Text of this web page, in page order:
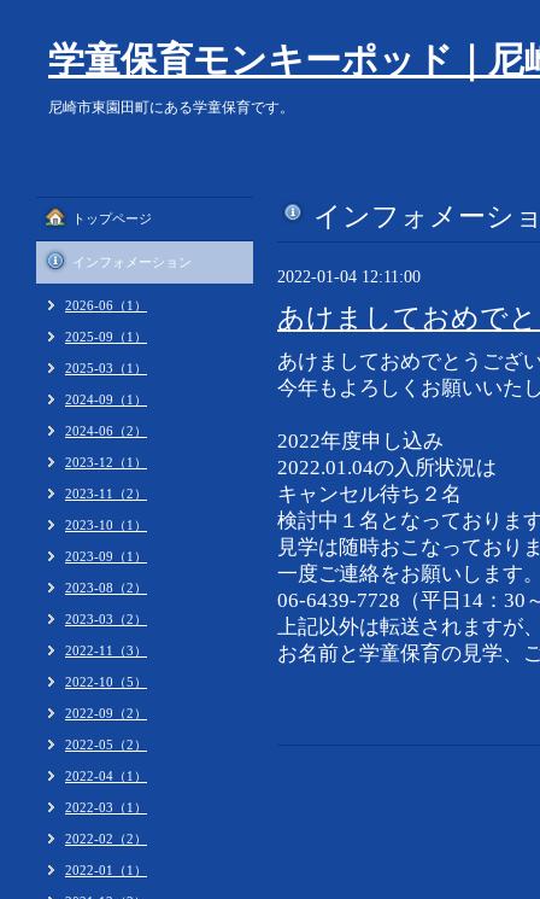
学童保育モンキーポッド｜尼
尼崎市東園田町にある学童保育です。
インフォメーシ
2022-01-04 12:11:00
あけましておめで
あけましておめでとうござ
今年もよろしくお願いいた
2022年度申し込み
2022.01.04の入所状況は
キャンセル待ち２名
検討中１名となっておりま
見学は随時おこなっており
一度ご連絡をお願いします
06-6439-7728（平日14：30
上記以外は転送されますが
お名前と学童保育の見学、
トップページ
インフォメーション
2026-06（1）
2025-09（1）
2025-03（1）
2024-09（1）
2024-06（2）
2023-12（1）
2023-11（2）
2023-10（1）
2023-09（1）
2023-08（2）
2023-03（2）
2022-11（3）
2022-10（5）
2022-09（2）
2022-05（2）
2022-04（1）
2022-03（1）
2022-02（2）
2022-01（1）